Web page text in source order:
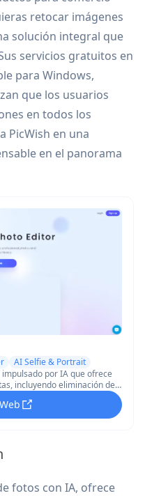
retocar imágenes
solución integral que
servicios gratuitos en
para Windows,
que los usuarios
en todos los
PicWish en una
en el panorama
AI Selfie & Portrait
por IA que ofrece
incluyendo eliminación de
de retratos AI.
fotos con IA, ofrece